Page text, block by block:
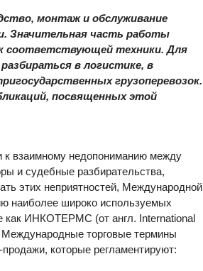
монтаж и обслуживание
Значительная часть работы
соответствующей техники. Для
в логистике, в
грузоперевозок.
посвященных этой
к взаимному недопониманию между
и судебные разбирательства,
этих неприятностей, Международной
наиболее широко используемых
как ИНКОТЕРМС (от англ. International
торговые термины
которые регламентируют: